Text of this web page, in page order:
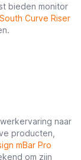
bieden monitor
Curve Riser
naar
producten,
mBar Pro
om zijn